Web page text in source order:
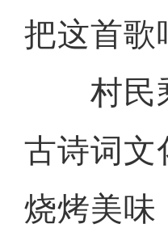
把这首歌
村民乘
古诗词文
烧烤美味